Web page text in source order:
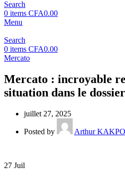
Search
0 items CFA0.00
Menu
Search
0 items CFA0.00
Mercato
Mercato : incroyable
situation dans le
juillet 27, 2025
Posted by Arthur KAKPO
27 Juil